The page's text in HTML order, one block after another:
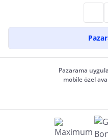
Pazarama
mobile özel